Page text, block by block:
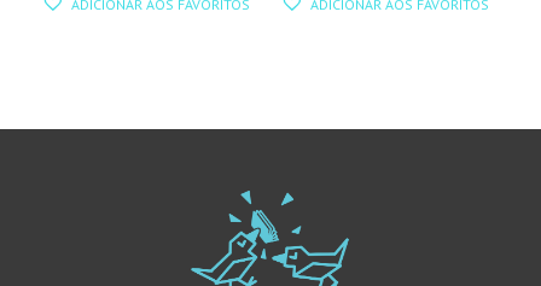
ADICIONAR AOS FAVORITOS ADICIONAR AOS FAVORITOS